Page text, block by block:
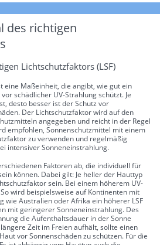
des richtigen
Lichtschutzfaktors (LSF)
eine Maßeinheit, die angibt, wie gut ein
schädlicher UV-Strahlung schützt. Je
desto besser ist der Schutz vor
Der Lichtschutzfaktor wird auf den
angegeben und reicht in der Regel
empfohlen, Sonnenschutzmittel mit einem
zu verwenden und regelmäßig
intensiver Sonneneinstrahlung.
Faktoren ab, die individuell für
können. Dabei gilt: Je heller der Hauttyp
sein. Bei einem höherem UV-
wird beispielsweise auf Kontinenten mit
wie Australien oder Afrika ein höherer LSF
mit geringerer Sonneneinstrahlung. Des
die Aufenthaltsdauer in der Sonne
Zeit im Freien aufhält, sollte einen
vor Sonnenschäden zu schützen. Für die